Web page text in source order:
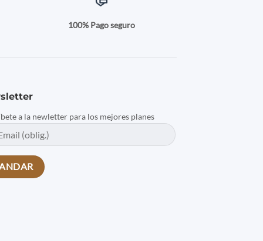
100% Pago seguro
a la newletter para los mejores planes